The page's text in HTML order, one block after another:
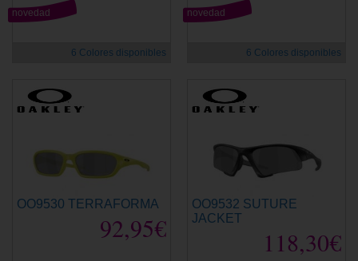
novedad
6 Colores disponibles
novedad
6 Colores disponibles
OO9530 TERRAFORMA
92,95€
OO9532 SUTURE
JACKET
118,30€